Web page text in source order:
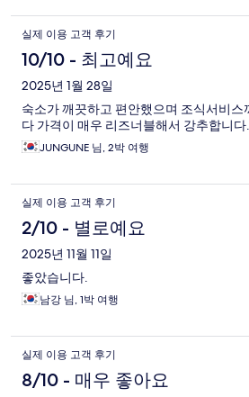
실제 이용 고객 후기
10/10 - 최고예요
2025년 1월 28일
숙소가 깨끗하고 편안했으며 조식서비
다 가격이 매우 리즈너블해서 강추합니다.
JUNGUNE 님, 2박 여행
실제 이용 고객 후기
2/10 - 별로예요
2025년 11월 11일
좋았습니다.
남강 님, 1박 여행
실제 이용 고객 후기
8/10 - 매우 좋아요